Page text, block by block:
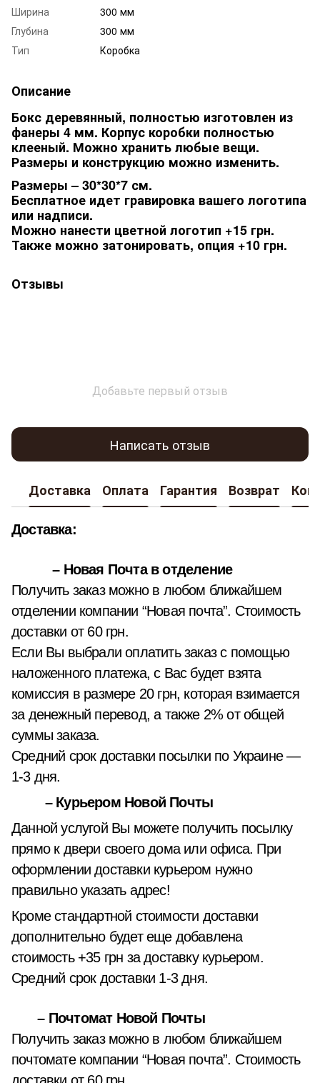
Ширина
300 мм
Глубина
300 мм
Тип
Коробка
Описание
Бокс деревянный, полностью изготовлен из
фанеры 4 мм. Корпус коробки полностью
клееный. Можно хранить любые вещи.
Размеры и конструкцию можно изменить.
Размеры – 30*30*7 см.
Бесплатное идет гравировка вашего логотипа
или надписи.
Можно нанести цветной логотип +15 грн.
Также можно затонировать, опция +10 грн.
Отзывы
Добавьте первый отзыв
Написать отзыв
Доставка Оплата Гарантия Возврат
Доставка:
– Новая Почта в отделение
Получить заказ можно в любом ближайшем
отделении компании “Новая почта”. Стоимость
доставки от 60 грн.
Если Вы выбрали оплатить заказ с помощью
наложенного платежа, с Вас будет взята
комиссия в размере 20 грн, которая взимается
за денежный перевод, а также 2% от общей
суммы заказа.
Средний срок доставки посылки по Украине —
1-3 дня.
– Курьером Новой Почты
Данной услугой Вы можете получить посылку
прямо к двери своего дома или офиса. При
оформлении доставки курьером нужно
правильно указать адрес!
Кроме стандартной стоимости доставки
дополнительно будет еще добавлена
стоимость +35 грн за доставку курьером.
Средний срок доставки 1-3 дня.
– Почтомат Новой Почты
Получить заказ можно в любом ближайшем
почтомате компании “Новая почта”. Стоимость